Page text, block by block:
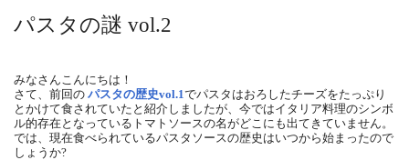
パスタの謎 vol.2
みなさんこんにちは！
さて、前回の パスタの歴史vol.1でパスタはおろしたチーズをたっぷり
とかけて食されていたと紹介しましたが、今ではイタリア料理のシンボ
ル的存在となっているトマトソースの名がどこにも出てきていません。
では、現在食べられているパスタソースの歴史はいつから始まったので
しょうか?